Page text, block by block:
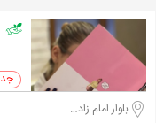
بلوار امام زاده حسن